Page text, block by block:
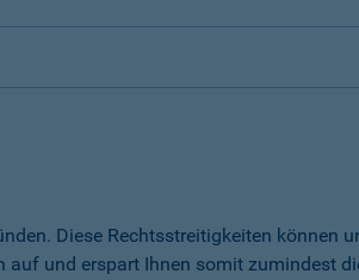
Diese Rechtsstreitigkeiten können
auf und erspart Ihnen somit zumindest